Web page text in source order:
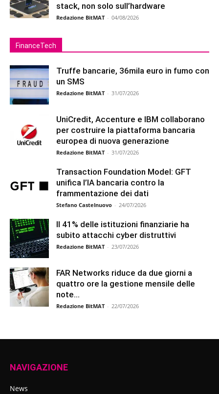
stack, non solo sull’hardware
Redazione BitMAT - 04/08/2026
FinanceTech
Truffe bancarie, 36mila euro in fumo con
un SMS
Redazione BitMAT - 31/07/2026
UniCredit, Accenture e IBM collaborano
per costruire la piattaforma bancaria
europea di nuova generazione
Redazione BitMAT - 31/07/2026
Transaction Foundation Model: GFT
unifica l’IA bancaria contro la
frammentazione dei dati
Stefano Castelnuovo - 24/07/2026
Il 41% delle istituzioni finanziarie ha
subito attacchi cyber distruttivi
Redazione BitMAT - 23/07/2026
FAR Networks riduce da due giorni a
quattro ore la gestione mensile delle
note...
Redazione BitMAT - 22/07/2026
NAVIGAZIONE
News